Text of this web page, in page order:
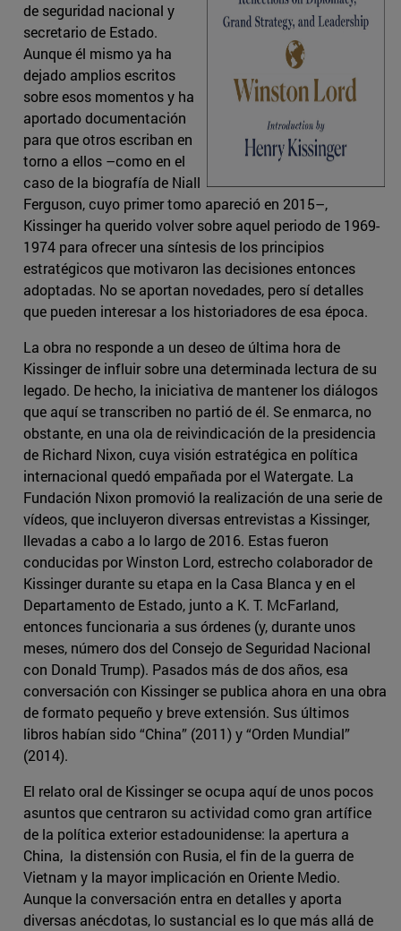
de seguridad nacional y
secretario de Estado.
Aunque él mismo ya ha
dejado amplios escritos
sobre esos momentos y ha
aportado documentación
para que otros escriban en
torno a ellos –como en el
caso de la biografía de Niall
Ferguson, cuyo primer tomo apareció en 2015–,
Kissinger ha querido volver sobre aquel periodo de 1969-
1974 para ofrecer una síntesis de los principios
estratégicos que motivaron las decisiones entonces
adoptadas. No se aportan novedades, pero sí detalles
que pueden interesar a los historiadores de esa época.
La obra no responde a un deseo de última hora de
Kissinger de influir sobre una determinada lectura de su
legado. De hecho, la iniciativa de mantener los diálogos
que aquí se transcriben no partió de él. Se enmarca, no
obstante, en una ola de reivindicación de la presidencia
de Richard Nixon, cuya visión estratégica en política
internacional quedó empañada por el Watergate. La
Fundación Nixon promovió la realización de una serie de
vídeos, que incluyeron diversas entrevistas a Kissinger,
llevadas a cabo a lo largo de 2016. Estas fueron
conducidas por Winston Lord, estrecho colaborador de
Kissinger durante su etapa en la Casa Blanca y en el
Departamento de Estado, junto a K. T. McFarland,
entonces funcionaria a sus órdenes (y, durante unos
meses, número dos del Consejo de Seguridad Nacional
con Donald Trump). Pasados más de dos años, esa
conversación con Kissinger se publica ahora en una obra
de formato pequeño y breve extensión. Sus últimos
libros habían sido “China” (2011) y “Orden Mundial”
(2014).
El relato oral de Kissinger se ocupa aquí de unos pocos
asuntos que centraron su actividad como gran artífice
de la política exterior estadounidense: la apertura a
China, la distensión con Rusia, el fin de la guerra de
Vietnam y la mayor implicación en Oriente Medio.
Aunque la conversación entra en detalles y aporta
diversas anécdotas, lo sustancial es lo que más allá de